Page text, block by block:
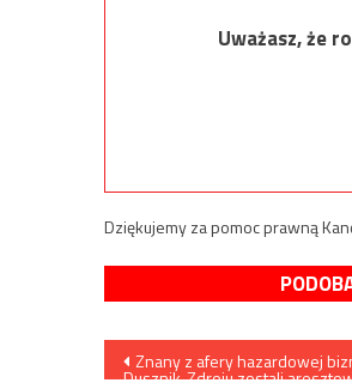
Uważasz, że
Dziękujemy za pomoc prawną
Nawigacja
Znany z afery hazardowej
Dusznik-Zdroju zostali